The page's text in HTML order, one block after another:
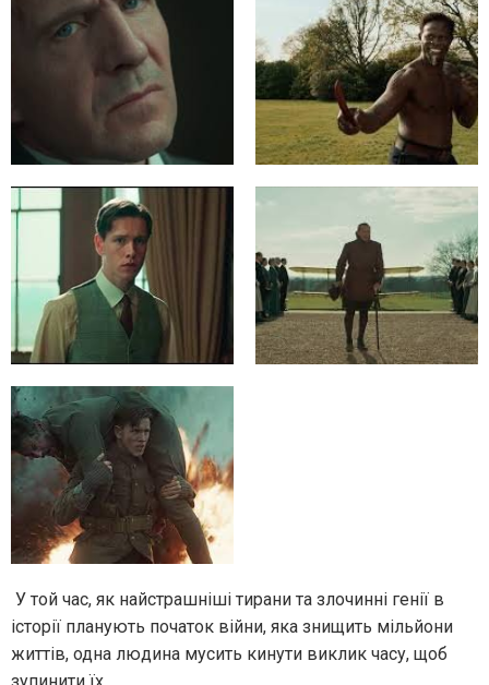
У той час, як найстрашніші тирани та злочинні генії в
історії планують початок війни, яка знищить мільйони
життів, одна людина мусить кинути виклик часу, щоб